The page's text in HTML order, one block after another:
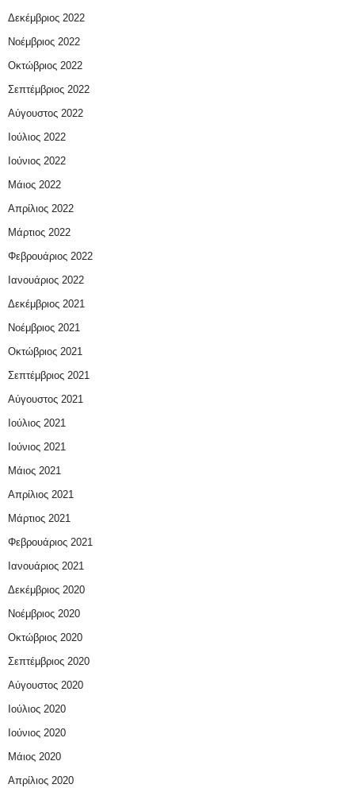
Δεκέμβριος 2022
Νοέμβριος 2022
Οκτώβριος 2022
Σεπτέμβριος 2022
Αύγουστος 2022
Ιούλιος 2022
Ιούνιος 2022
Μάιος 2022
Απρίλιος 2022
Μάρτιος 2022
Φεβρουάριος 2022
Ιανουάριος 2022
Δεκέμβριος 2021
Νοέμβριος 2021
Οκτώβριος 2021
Σεπτέμβριος 2021
Αύγουστος 2021
Ιούλιος 2021
Ιούνιος 2021
Μάιος 2021
Απρίλιος 2021
Μάρτιος 2021
Φεβρουάριος 2021
Ιανουάριος 2021
Δεκέμβριος 2020
Νοέμβριος 2020
Οκτώβριος 2020
Σεπτέμβριος 2020
Αύγουστος 2020
Ιούλιος 2020
Ιούνιος 2020
Μάιος 2020
Απρίλιος 2020